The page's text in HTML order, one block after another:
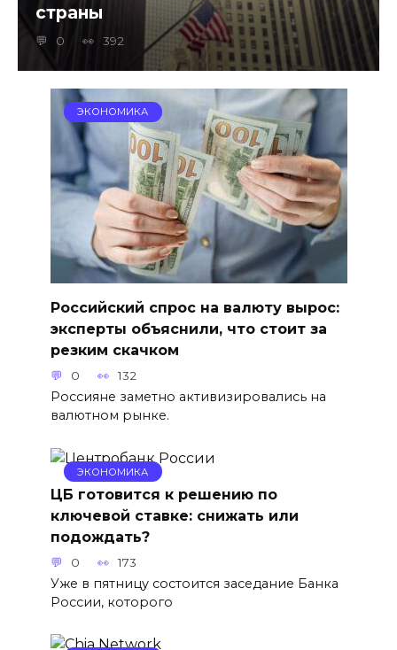
страны
0 392
ЭКОНОМИКА
Российский спрос на валюту вырос:
эксперты объяснили, что стоит за
резким скачком
0 132
Россияне заметно активизировались на
валютном рынке.
ЭКОНОМИКА
ЦБ готовится к решению по
ключевой ставке: снижать или
подождать?
0 173
Уже в пятницу состоится заседание Банка
России, которого